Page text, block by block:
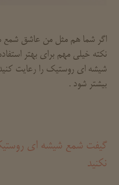
اگر شما هم مثل من عاشق شمع
نکته خیلی مهم برای بهتر
شیشه ای روستیک را رعایت
بیشتر شود .
گیفت شمع شیشه ای
نکنید